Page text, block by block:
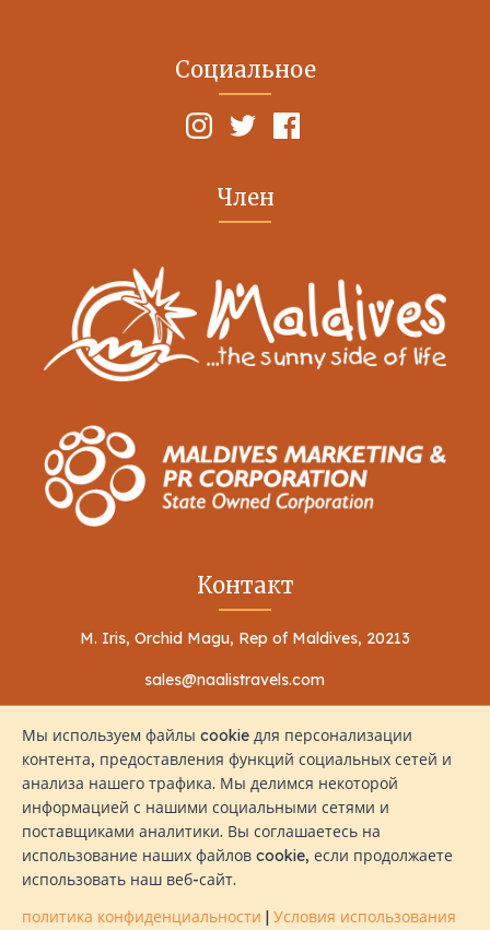
Социальное
Член
Контакт
M. Iris, Orchid Magu, Rep of Maldives, 20213
sales@naalistravels.com
Условия использования политика конфиденциальности
Мы используем файлы cookie для персонализации
контента, предоставления функций социальных сетей и
анализа нашего трафика. Мы делимся некоторой
информацией с нашими социальными сетями и
поставщиками аналитики. Вы соглашаетесь на
использование наших файлов cookie, если продолжаете
использовать наш веб-сайт.
политика конфиденциальности | Условия использования